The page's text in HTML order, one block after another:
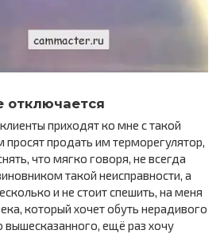
отключается
приходят ко мне с такой
просят продать им терморегулятор,
что мягко говоря, не всегда
такой неисправности, а
и не стоит спешить, на меня
который хочет обуть нерадивого
вышесказанного, ещё раз хочу